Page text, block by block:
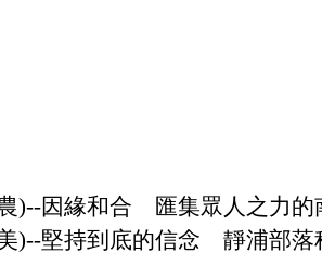
)--因緣和合 匯集眾人之力的
)--堅持到底的信念 靜浦部落